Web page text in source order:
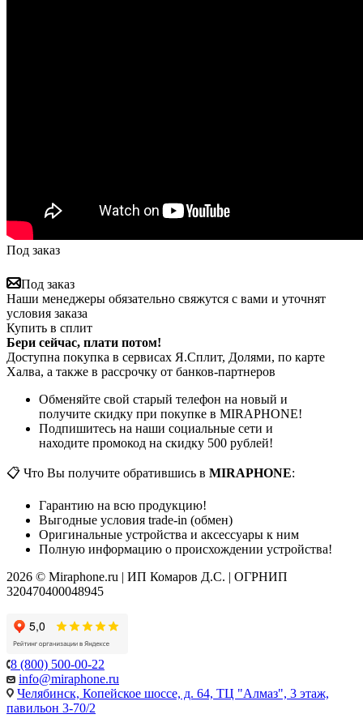
Под заказ
Под заказ
Наши менеджеры обязательно свяжутся с вами и уточнят
условия заказа
Купить в сплит
Бери сейчас, плати потом!
Доступна покупка в сервисах Я.Сплит, Долями, по карте
Халва, а также в рассрочку от банков-партнеров
Обменяйте свой старый телефон на новый и
получите скидку при покупке в MIRAPHONE!
Подпишитесь на наши социальные сети и
находите промокод на скидку 500 рублей!
📋 Что Вы получите обратившись в MIRAPHONE:
Гарантию на всю продукцию!
Выгодные условия trade-in (обмен)
Оригинальные устройства и аксессуары к ним
Полную информацию о происхождении устройства!
2026 © Miraphone.ru | ИП Комаров Д.С. | ОГРНИП
320470400048945
8 (800) 500-00-22
info@miraphone.ru
Челябинск, Копейское шоссе, д. 64, ТЦ "Алмаз", 3 этаж,
павильон 3-70/2